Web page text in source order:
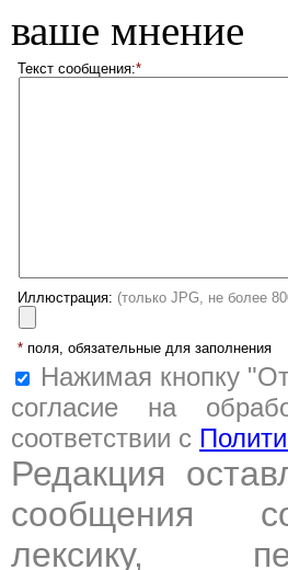
ваше мнение
Текст сообщения:*
Иллюстрация: (только JPG, не более
* поля, обязательные для заполнения
Нажимая кнопку
согласие на
соответствии с
Редакция
сообщения
лексику,